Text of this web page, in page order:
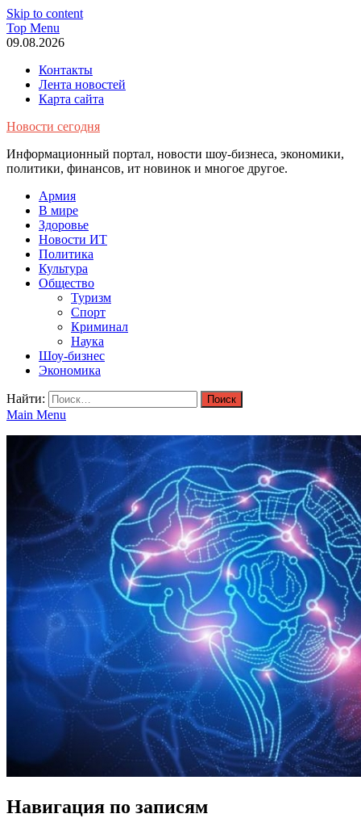
Skip to content
Top Menu
09.08.2026
Контакты
Лента новостей
Карта сайта
Новости сегодня
Информационный портал, новости шоу-бизнеса, экономики,
политики, финансов, ит новинок и многое другое.
Армия
В мире
Здоровье
Новости ИТ
Политика
Культура
Общество
Туризм
Спорт
Криминал
Наука
Шоу-бизнес
Экономика
Найти:
Main Menu
Навигация по записям